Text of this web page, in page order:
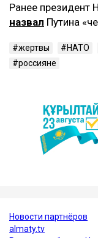
Ранее президент
назвал Путина
жертвы НАТО
россияне